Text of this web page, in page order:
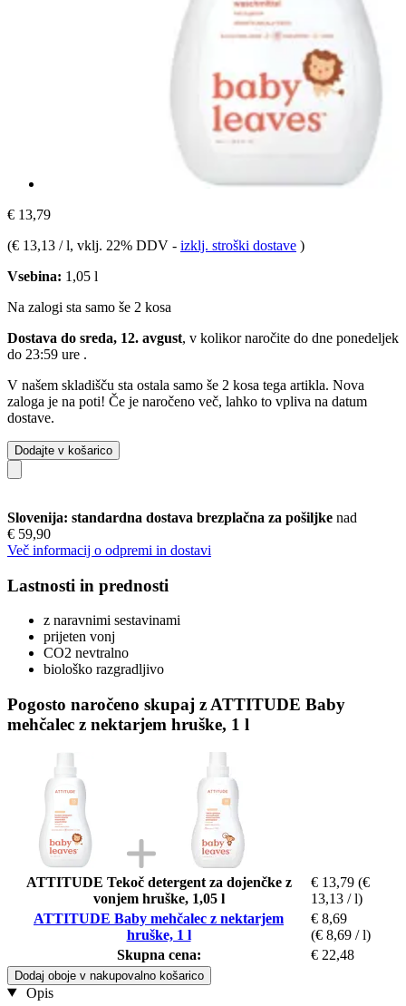
€ 13,79
(€ 13,13 / l, vklj. 22% DDV - izklj. stroški dostave )
Vsebina: 1,05 l
Na zalogi sta samo še 2 kosa
Dostava do sreda, 12. avgust, v kolikor naročite do dne ponedeljek
do 23:59 ure .
V našem skladišču sta ostala samo še 2 kosa tega artikla. Nova
zaloga je na poti! Če je naročeno več, lahko to vpliva na datum
dostave.
Dodajte v košarico
Slovenija: standardna dostava brezplačna za pošiljke nad
€ 59,90
Več informacij o odpremi in dostavi
Lastnosti in prednosti
z naravnimi sestavinami
prijeten vonj
CO2 nevtralno
biološko razgradljivo
Pogosto naročeno skupaj z ATTITUDE Baby
mehčalec z nektarjem hruške, 1 l
ATTITUDE Tekoč detergent za dojenčke z
vonjem hruške, 1,05 l
€ 13,79 (€
13,13 / l)
ATTITUDE Baby mehčalec z nektarjem
hruške, 1 l
€ 8,69
(€ 8,69 / l)
Skupna cena:
€ 22,48
Dodaj oboje v nakupovalno košarico
Opis